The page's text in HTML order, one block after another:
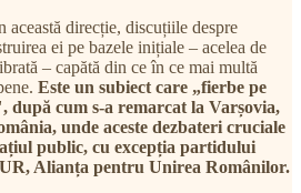
această direcție, discuțiile despre
ei pe bazele inițiale – acelea de
– capătă din ce în ce mai multă
Este un subiect care „fierbe pe
după cum s-a remarcat la Varșovia,
unde aceste dezbateri cruciale
public, cu excepția partidului
Alianța pentru Unirea Românilor.